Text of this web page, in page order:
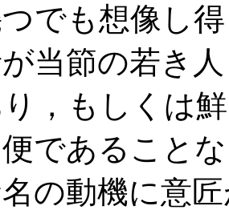
でも想像し
当節の若き
，もしくは
であること
の動機に意